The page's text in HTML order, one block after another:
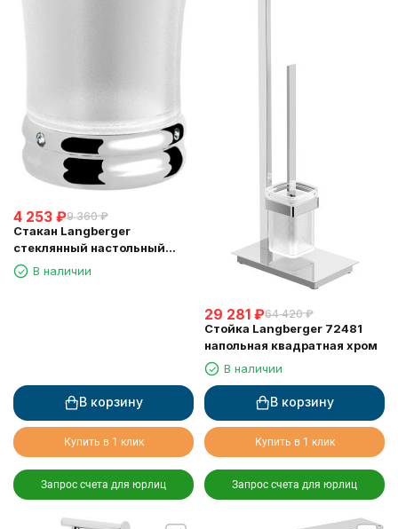
4 253 ₽9 360 ₽
Стакан Langberger
стеклянный настольный
круглый "Swarovski" 22213A
В наличии
В корзину
Купить в 1 клик
Запрос счета для юрлиц
29 281 ₽64 420 ₽
Стойка Langberger 72481
напольная квадратная хром
В наличии
В корзину
Купить в 1 клик
Запрос счета для юрлиц